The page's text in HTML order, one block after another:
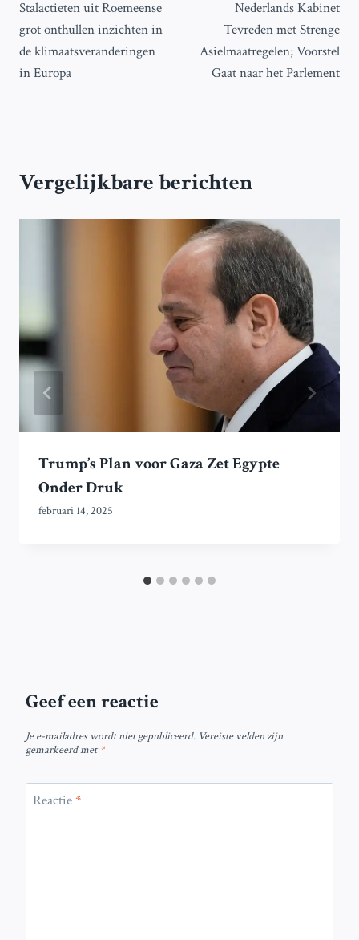
navigatie
Stalactieten uit Roemeense
grot onthullen inzichten in
de klimaatsveranderingen
in Europa
Nederlands Kabinet
Tevreden met Strenge
Asielmaatregelen; Voorstel
Gaat naar het Parlement
Vergelijkbare berichten
Trump’s Plan voor Gaza Zet Egypte
Onder Druk
februari 14, 2025
Geef een reactie
Je e-mailadres wordt niet gepubliceerd. Vereiste velden zijn
gemarkeerd met*
Reactie*